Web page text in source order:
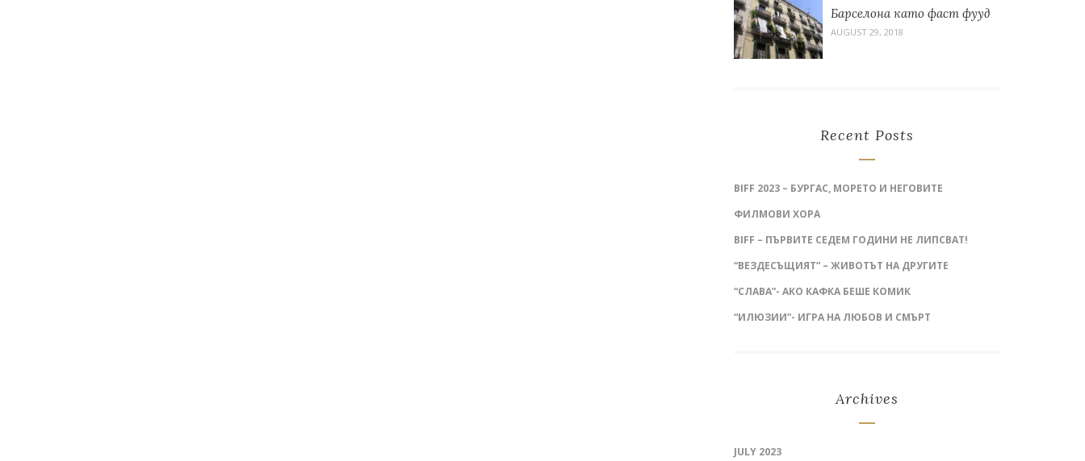
Барселона като фаст фууд
AUGUST 29, 2018
Recent Posts
BIFF 2023 – БУРГАС, МОРЕТО И НЕГОВИТЕ
ФИЛМОВИ ХОРА
BIFF – ПЪРВИТЕ СЕДЕМ ГОДИНИ НЕ ЛИПСВАТ!
“ВЕЗДЕСЪЩИЯТ” – ЖИВОТЪТ НА ДРУГИТЕ
“СЛАВА”- АКО КАФКА БЕШЕ КОМИК
“ИЛЮЗИИ”- ИГРА НА ЛЮБОВ И СМЪРТ
Archives
JULY 2023